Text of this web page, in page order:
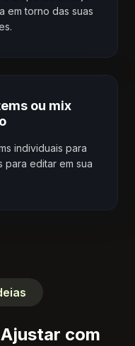
em torno das suas
ou mix
individuais para
editar em sua
com